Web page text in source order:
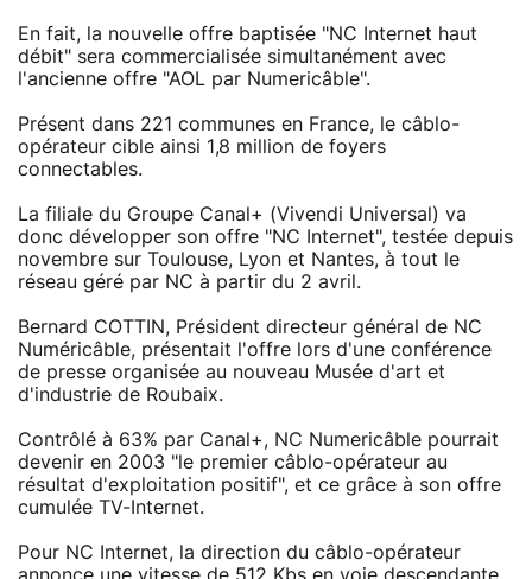
En fait, la nouvelle offre baptisée "NC Internet haut
débit" sera commercialisée simultanément avec
l'ancienne offre "AOL par Numericâble".
Présent dans 221 communes en France, le câblo-
opérateur cible ainsi 1,8 million de foyers
connectables.
La filiale du Groupe Canal+ (Vivendi Universal) va
donc développer son offre "NC Internet", testée depuis
novembre sur Toulouse, Lyon et Nantes, à tout le
réseau géré par NC à partir du 2 avril.
Bernard COTTIN, Président directeur général de NC
Numéricâble, présentait l'offre lors d'une conférence
de presse organisée au nouveau Musée d'art et
d'industrie de Roubaix.
Contrôlé à 63% par Canal+, NC Numericâble pourrait
devenir en 2003 "le premier câblo-opérateur au
résultat d'exploitation positif", et ce grâce à son offre
cumulée TV-Internet.
Pour NC Internet, la direction du câblo-opérateur
annonce une vitesse de 512 Kbs en voie descendante